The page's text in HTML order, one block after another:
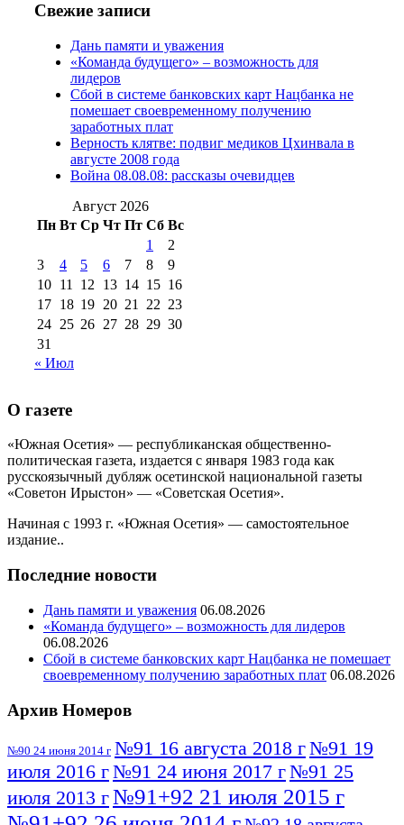
июля 2017 г
2012 г(15)№97 30 июля 2015 г
(15)№98 1 августа 2015 г
августа 2016 г(10)№98 5 июля 2014 г(10)
№98 8 августа 2013 г
августа 2012 г(14)
2017 г(9)
№99 4 августа
2016 г(12) №99 8 июля 2014 г
августа 2012 г(11)
августа 2013 г
(12)
Свежие записи
Дань памяти и уважения
«Команда будущего» – возможность для
лидеров
Сбой в системе банковских карт Нацбанка не
помешает своевременному получению
заработных плат
Верность клятве: подвиг медиков Цхинвала в
августе 2008 года
Война 08.08.08: рассказы очевидцев
Август 2026
Пн Вт Ср Чт Пт Сб Вс
1
2
3
4 5 6 7 8
9
10 11 12 13 14 15 16
17 18 19 20 21 22 23
24 25 26 27 28 29 30
31
« Июл
О газете
«Южная Осетия» — республиканская общественно-
политическая газета, издается с января 1983 года как
русскоязычный дубляж осетинской национальной газеты
«Советон Ирыстон» — «Советская Осетия».
Начиная с 1993 г. «Южная Осетия» — самостоятельное
издание..
Последние новости
Дань памяти и уважения 06.08.2026
«Команда будущего» – возможность для лидеров
06.08.2026
Сбой в системе банковских карт Нацбанка не помешает
своевременному получению заработных плат 06.08.2026
Архив Номеров
№90 24 июня 2014 г №91 16 августа 2018 г№91 19
июля 2016 г№91 24 июня 2017 г№91 25
июля 2013 г№91+92 21 июля 2015 г